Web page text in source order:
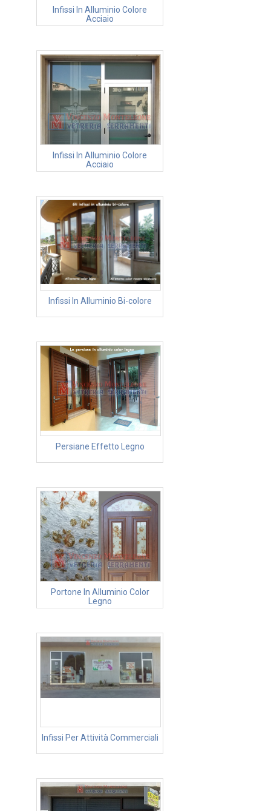
Infissi In Alluminio Colore
Acciaio
Infissi In Alluminio Colore
Acciaio
Infissi In Alluminio Bi-colore
Persiane Effetto Legno
Portone In Alluminio Color
Legno
Infissi Per Attività Commerciali